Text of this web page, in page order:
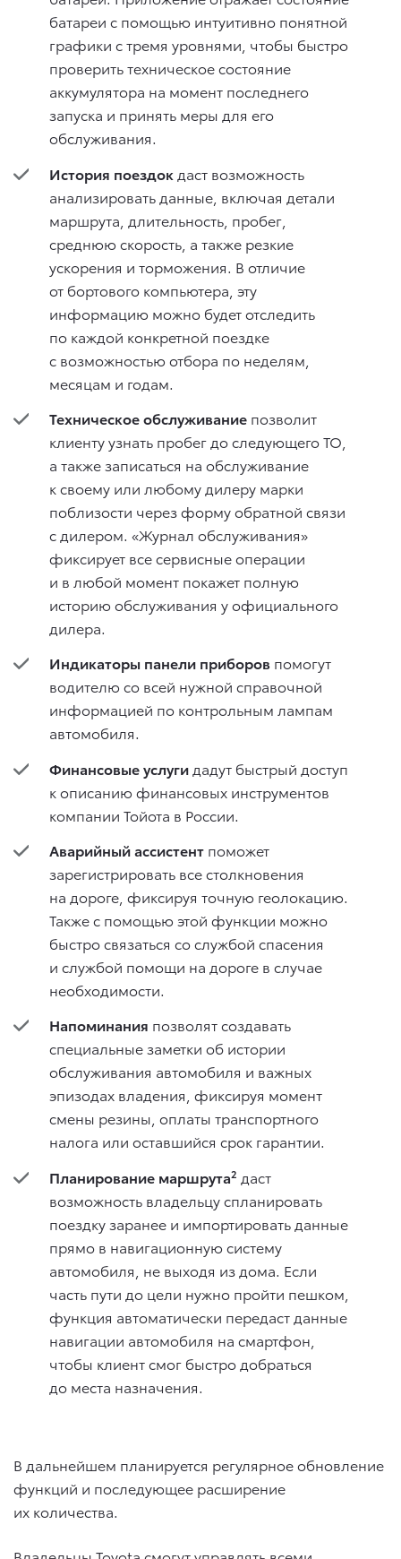
батареи с помощью интуитивно понятной
графики с тремя уровнями, чтобы быстро
проверить техническое состояние
аккумулятора на момент последнего
запуска и принять меры для его
обслуживания.
История поездок даст возможность
анализировать данные, включая детали
маршрута, длительность, пробег,
среднюю скорость, а также резкие
ускорения и торможения. В отличие
от бортового компьютера, эту
информацию можно будет отследить
по каждой конкретной поездке
с возможностью отбора по неделям,
месяцам и годам.
Техническое обслуживание позволит
клиенту узнать пробег до следующего ТО,
а также записаться на обслуживание
к своему или любому дилеру марки
поблизости через форму обратной связи
с дилером. «Журнал обслуживания»
фиксирует все сервисные операции
и в любой момент покажет полную
историю обслуживания у официального
дилера.
Индикаторы панели приборов помогут
водителю со всей нужной справочной
информацией по контрольным лампам
автомобиля.
Финансовые услуги дадут быстрый доступ
к описанию финансовых инструментов
компании Тойота в России.
Аварийный ассистент поможет
зарегистрировать все столкновения
на дороге, фиксируя точную геолокацию.
Также с помощью этой функции можно
быстро связаться со службой спасения
и службой помощи на дороге в случае
необходимости.
Напоминания позволят создавать
специальные заметки об истории
обслуживания автомобиля и важных
эпизодах владения, фиксируя момент
смены резины, оплаты транспортного
налога или оставшийся срок гарантии.
Планирование маршрута2 даст
возможность владельцу спланировать
поездку заранее и импортировать данные
прямо в навигационную систему
автомобиля, не выходя из дома. Если
часть пути до цели нужно пройти пешком,
функция автоматически передаст данные
навигации автомобиля на смартфон,
чтобы клиент смог быстро добраться
до места назначения.
В дальнейшем планируется регулярное обновление
функций и последующее расширение
их количества.